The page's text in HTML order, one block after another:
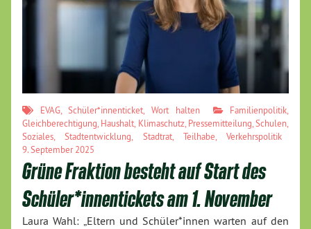
EVAG,Schüler*innenticket ,Wort halten Familienpolitik
Gleichberechtigung Haushalt Klimaschutz, Pressemitteilung Schulen
Soziales ,Stadtentwicklung Stadtrat, Teilhabe
Verkehrspolitik
9. September 2025
Grüne Fraktion besteht auf Start des
Schüler*innentickets am 1. November
Laura Wahl: „Eltern und Schüler*innen warten auf den